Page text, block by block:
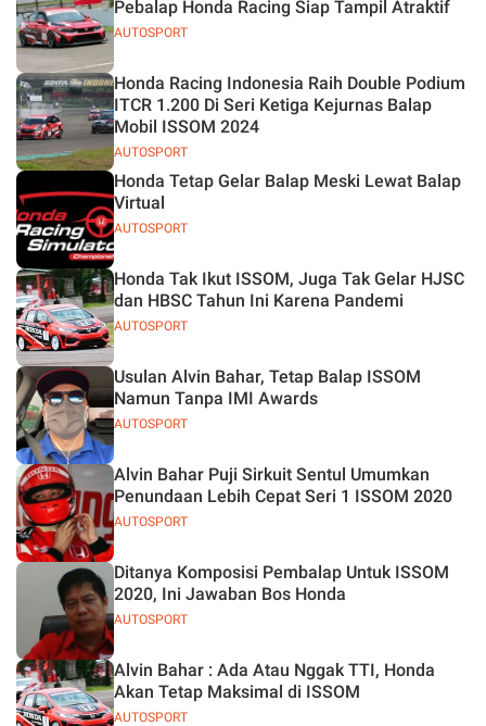
AUTOSPORT
Pebalap Honda Racing Siap Tampil Atraktif
AUTOSPORT
Honda Racing Indonesia Raih Double Podium
ITCR 1.200 Di Seri Ketiga Kejurnas Balap
Mobil ISSOM 2024
AUTOSPORT
Honda Tetap Gelar Balap Meski Lewat Balap
Virtual
AUTOSPORT
Honda Tak Ikut ISSOM, Juga Tak Gelar HJSC
dan HBSC Tahun Ini Karena Pandemi
AUTOSPORT
Usulan Alvin Bahar, Tetap Balap ISSOM
Namun Tanpa IMI Awards
AUTOSPORT
Alvin Bahar Puji Sirkuit Sentul Umumkan
Penundaan Lebih Cepat Seri 1 ISSOM 2020
AUTOSPORT
Ditanya Komposisi Pembalap Untuk ISSOM
2020, Ini Jawaban Bos Honda
AUTOSPORT
Alvin Bahar : Ada Atau Nggak TTI, Honda
Akan Tetap Maksimal di ISSOM